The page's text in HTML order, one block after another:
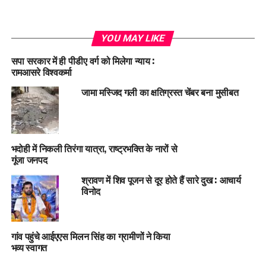
YOU MAY LIKE
सपा सरकार में ही पीडीए वर्ग को मिलेगा न्याय :
रामआसरे विश्वकर्मा
जामा मस्जिद गली का क्षतिग्रस्त चेंबर बना मुसीबत
भदोही में निकली तिरंगा यात्रा, राष्ट्रभक्ति के नारों से
गूंजा जनपद
श्रावण में शिव पूजन से दूर होते हैं सारे दुख : आचार्य
विनोद
गांव पहुंचे आईएएस मिलन सिंह का ग्रामीणों ने किया
भव्य स्वागत